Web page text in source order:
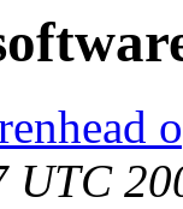
UTC